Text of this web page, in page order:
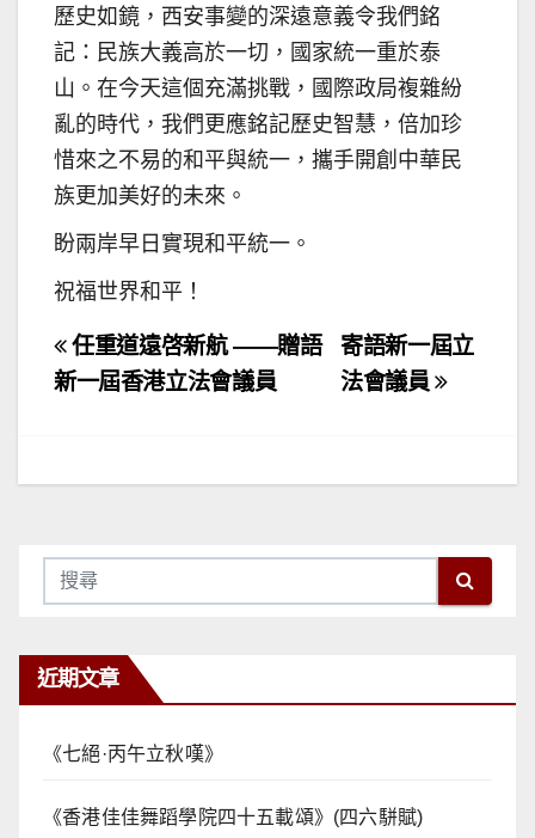
歷史如鏡，西安事變的深遠意義令我們銘
記：民族大義高於一切，國家統一重於泰
山。在今天這個充滿挑戰，國際政局複雜紛
亂的時代，我們更應銘記歷史智慧，倍加珍
惜來之不易的和平與統一，攜手開創中華民
族更加美好的未來。
盼兩岸早日實現和平統一。
祝福世界和平！
文
章
覽
寄語新一屆立
法會議員
任重道遠啓新航 ——贈語
新一屆香港立法會議員
近期文章
《七絕·丙午立秋嘆》
《香港佳佳舞蹈學院四十五載頌》(四六駢賦)